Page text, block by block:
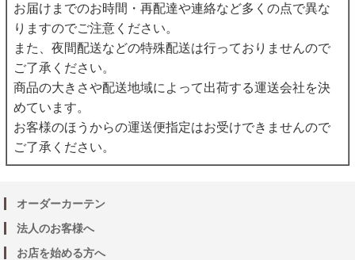
お届けまでのお時間・再配達や連絡など多くの点で異な
りますのでご注意ください。
また、夜間配送などの特殊配送は行っておりませんので
ご了承ください。
商品の大きさや配送地域によって出荷する運送会社を決
めています。
お客様のほうからの運送便指定はお受けできませんので
ご了承ください。
オーダーカーテン
法人のお客様へ
お店を始める方へ